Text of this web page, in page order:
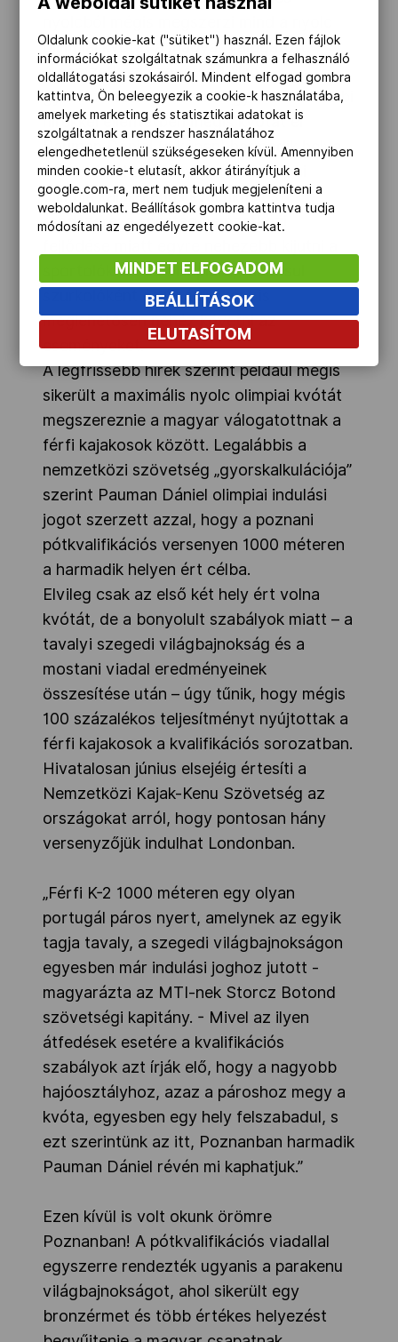
olimpiai kvótát a magyar válogatott.
A nemzetközi szövetség első
gyorsszámításai szerint ugyanis a korábbi
hírekkel ellentétben mégis kvótát ér
Pauman Dániel (a képen) harmadik helye.
Több okból sem egyszerű a londoni
olimpia kajak-kenus kvalifikációs
rendszere: a sportág nemzetközi
sportolóknak az olimpiára, ráadásul
szurkolóként és újságíróként is
meglehetősen nehéz követni az
eseményeket.
A legfrissebb hírek szerint például mégis
sikerült a maximális nyolc olimpiai kvótát
megszereznie a magyar válogatottnak a
férfi kajakosok között. Legalábbis a
nemzetközi szövetség „gyorskalkulációja”
szerint Pauman Dániel olimpiai indulási
jogot szerzett azzal, hogy a poznani
pótkvalifikációs versenyen 1000 méteren
a harmadik helyen ért célba.
Elvileg csak az első két hely ért volna
kvótát, de a bonyolult szabályok miatt – a
tavalyi szegedi világbajnokság és a
mostani viadal eredményeinek
összesítése után – úgy tűnik, hogy mégis
100 százalékos teljesítményt nyújtottak a
férfi kajakosok a kvalifikációs sorozatban.
Hivatalosan június elsejéig értesíti a
Nemzetközi Kajak-Kenu Szövetség az
országokat arról, hogy pontosan hány
versenyzőjük indulhat Londonban.
„Férfi K-2 1000 méteren egy olyan
portugál páros nyert, amelynek az egyik
tagja tavaly, a szegedi világbajnokságon
egyesben már indulási joghoz jutott -
magyarázta az MTI-nek Storcz Botond
szövetségi kapitány. - Mivel az ilyen
átfedések esetére a kvalifikációs
szabályok azt írják elő, hogy a nagyobb
hajóosztályhoz, azaz a pároshoz megy a
kvóta, egyesben egy hely felszabadul, s
ezt szerintünk az itt, Poznanban harmadik
Pauman Dániel révén mi kaphatjuk.”
Ezen kívül is volt okunk örömre
Poznanban! A pótkvalifikációs viadallal
egyszerre rendezték ugyanis a parakenu
világbajnokságot, ahol sikerült egy
bronzérmet és több értékes helyezést
Oldalunk cookie-kat ("sütiket") használ. Ezen fájlok
információkat szolgáltatnak számunkra a felhasználó
oldallátogatási szokásairól. Mindent elfogad gombra
kattintva, Ön beleegyezik a cookie-k használatába,
amelyek marketing és statisztikai adatokat is
szolgáltatnak a rendszer használatához
elengedhetetlenül szükségeseken kívül. Amennyiben
minden cookie-t elutasít, akkor átirányítjuk a
google.com-ra, mert nem tudjuk megjeleníteni a
weboldalunkat. Beállítások gombra kattintva tudja
módosítani az engedélyezett cookie-kat.
MINDET ELFOGADOM
BEÁLLÍTÁSOK
ELUTASÍTOM